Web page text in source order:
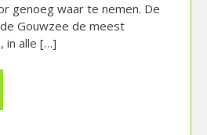
genoeg waar te nemen. De
Gouwzee de meest
in alle […]